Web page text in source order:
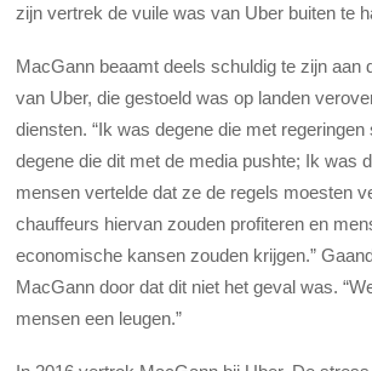
zijn vertrek de vuile was van Uber buiten te
MacGann beaamt deels schuldig te zijn aan
van Uber, die gestoeld was op landen
diensten. “Ik was degene die met
degene die dit met de media pushte; Ik was
mensen vertelde dat ze de regels moesten
chauffeurs hiervan zouden profiteren en
economische kansen zouden krijgen.”
MacGann door dat dit niet het geval was.
mensen een leugen.”